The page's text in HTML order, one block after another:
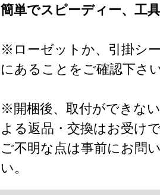
簡単でスピーディー、工
※ローゼットか、引掛シ
にあることをご確認下さ
※開梱後、取付ができな
よる返品・交換はお受け
ご不明な点は事前にお問
い。